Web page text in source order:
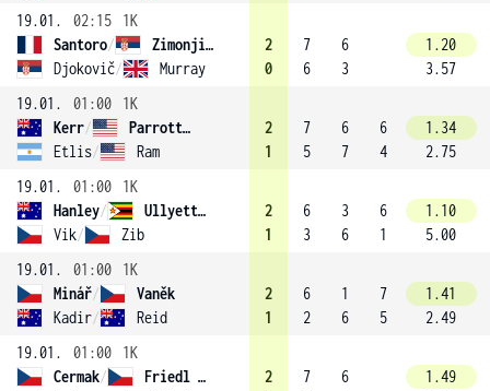
19.01.
02:15
1K
Santoro/
Zimonjic (5)
Djokovič/ Murray
2
0
7
6
6
3
1.20
3.57
19.01.
01:00
1K
Kerr/
Parrott (14)
Etlis/ Ram
2
1
7
5
6
7
6
4
1.34
2.75
19.01.
01:00
1K
Hanley/
Ullyett (4)
Vik/ Zib
2
1
6
3
3
6
6
1
1.10
5.00
19.01.
01:00
1K
Minář/
Vaněk
Kadir/ Reid
2
1
6
2
1
6
7
5
1.41
2.49
19.01.
01:00
1K
Cermak/
Friedl (10)
2
7
6
1.49